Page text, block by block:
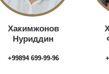
Хакимжонов
Нуриддин
+99894 699-99-96